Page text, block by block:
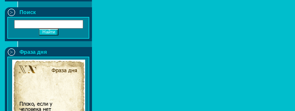
Поиск
Фраза дня